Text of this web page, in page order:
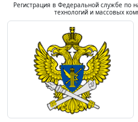
Регистрация в Федеральной службе по
технологий и массовых